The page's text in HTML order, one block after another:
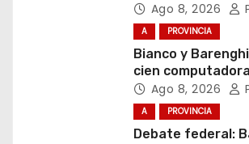
Ago 8, 2026
A PROVINCIA
Bianco y
cien
Igualdad
Ago 8, 2026
A PROVINCIA
Debate federal: